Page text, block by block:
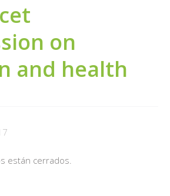
on
and health
están cerrados.